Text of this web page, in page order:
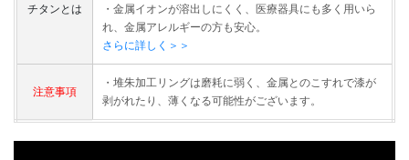
チタンとは
・金属イオンが溶出しにくく、医療器具にも多く用いら
れ、金属アレルギーの方も安心。
さらに詳しく＞＞
注意事項
・堆朱加工リングは磨耗に弱く、金属とのこすれで漆が
剥がれたり、薄くなる可能性がございます。